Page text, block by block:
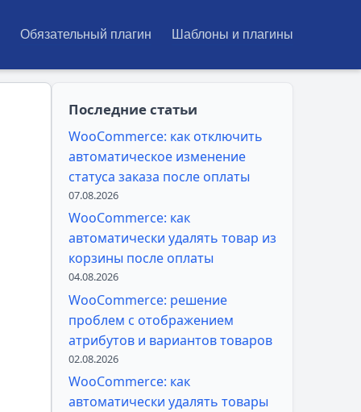
Обязательный плагин Шаблоны и плагины
Последние статьи
WooCommerce: как отключить
автоматическое изменение
статуса заказа после оплаты
07.08.2026
WooCommerce: как
автоматически удалять товар из
корзины после оплаты
04.08.2026
WooCommerce: решение
проблем с отображением
атрибутов и вариантов товаров
02.08.2026
WooCommerce: как
автоматически удалять товары